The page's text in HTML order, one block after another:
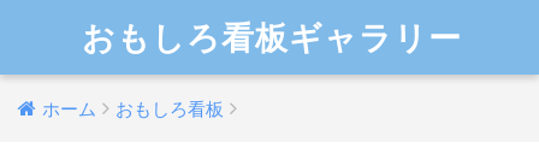
おもしろ看板ギャラリー
ホーム おもしろ看板